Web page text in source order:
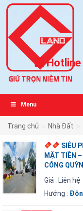
Hotline
Menu
Trang chủ Nhà Đất
SIÊU
MẶT TIỀN –
CỐNG
Giá : Liên hệ
Hướng :